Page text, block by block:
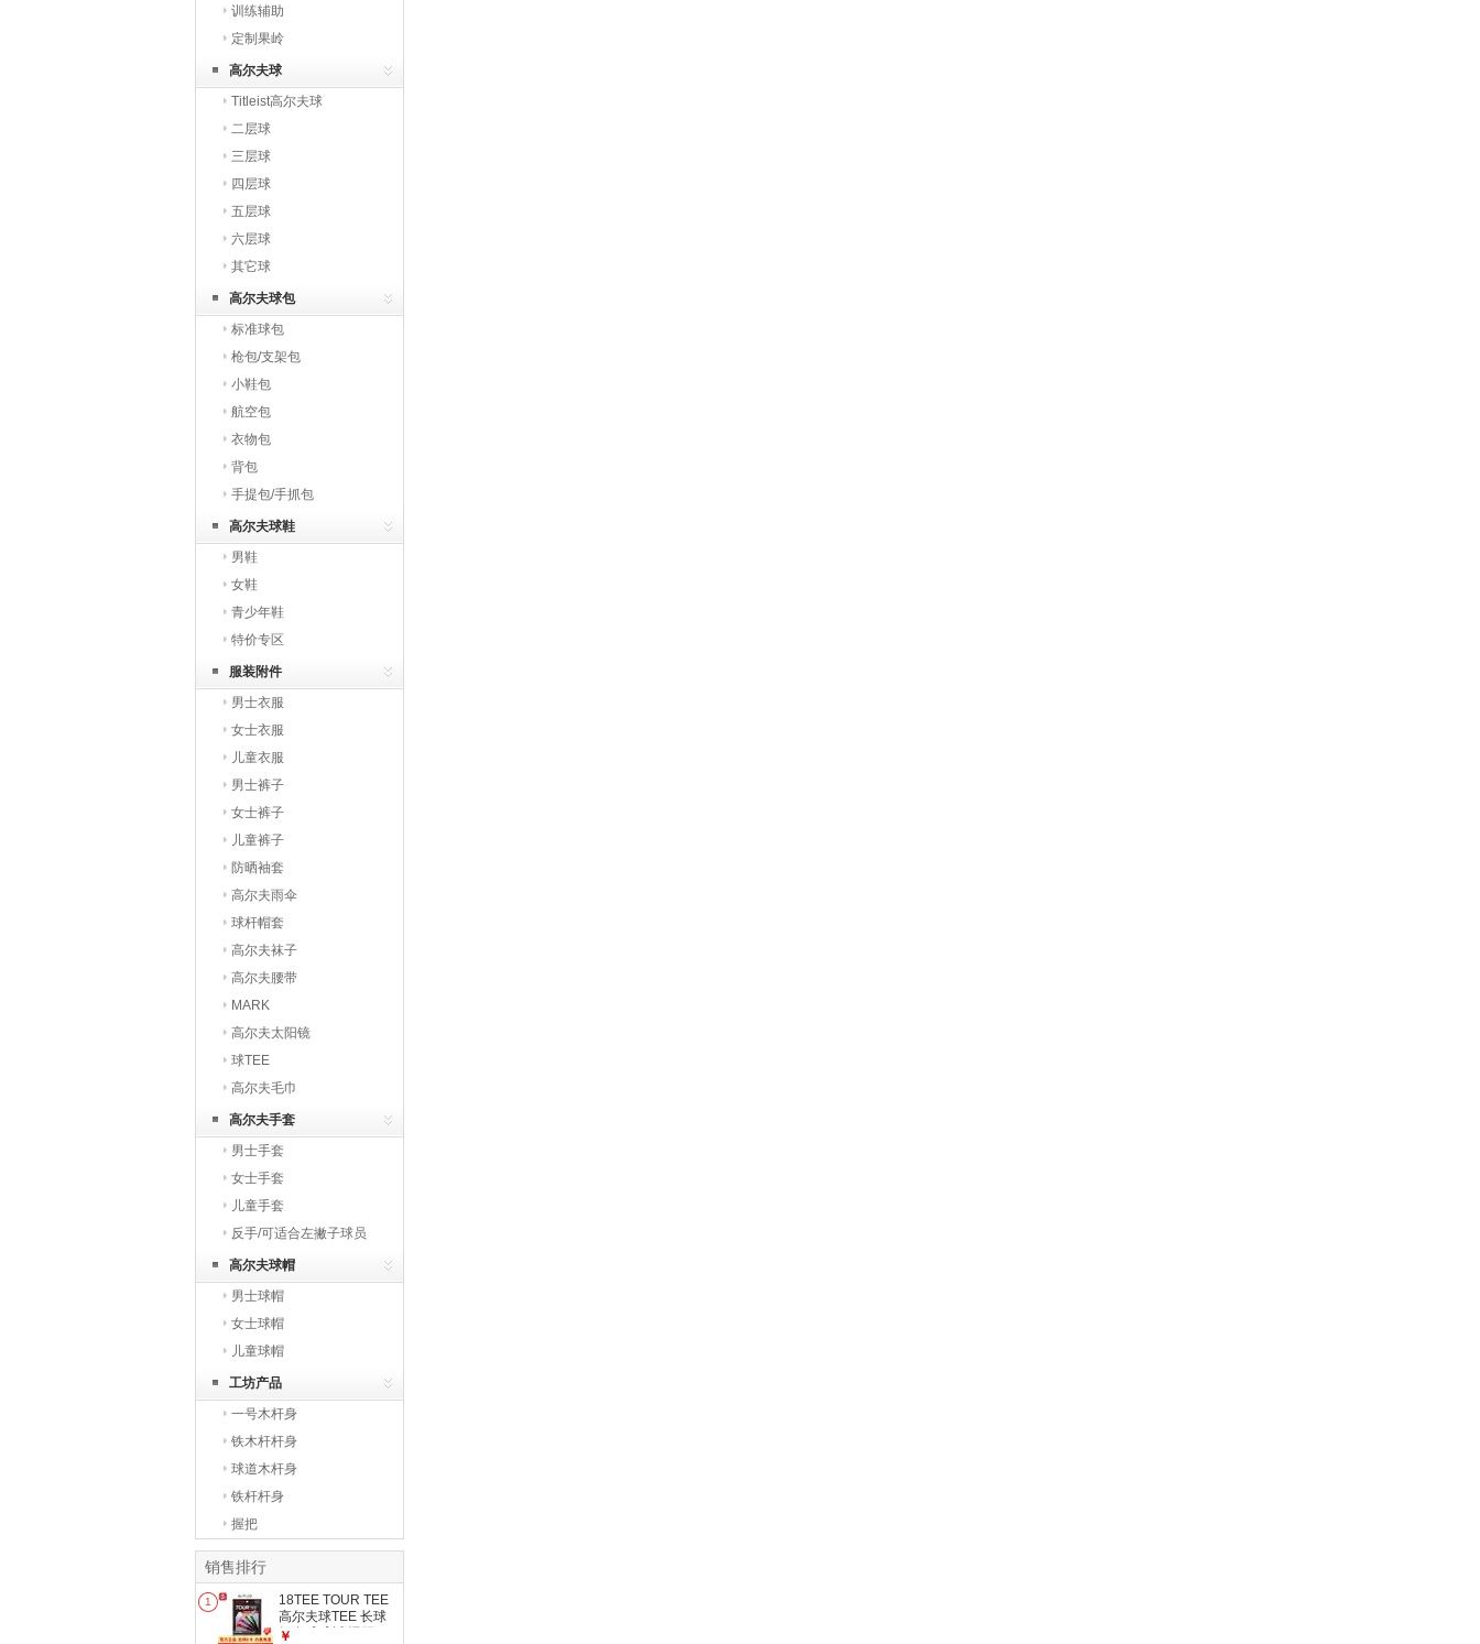
训练辅助
定制果岭
高尔夫球
Titleist高尔夫球
二层球
三层球
四层球
五层球
六层球
其它球
高尔夫球包
标准球包
枪包/支架包
小鞋包
航空包
衣物包
背包
手提包/手抓包
高尔夫球鞋
男鞋
女鞋
青少年鞋
特价专区
服装附件
男士衣服
女士衣服
儿童衣服
男士裤子
女士裤子
儿童裤子
防晒袖套
高尔夫雨伞
球杆帽套
高尔夫袜子
高尔夫腰带
MARK
高尔夫太阳镜
球TEE
高尔夫毛巾
高尔夫手套
男士手套
女士手套
儿童手套
反手/可适合左撇子球员
高尔夫球帽
男士球帽
女士球帽
儿童球帽
工坊产品
一号木杆身
铁木杆杆身
球道木杆身
铁杆杆身
握把
销售排行
1
18TEE TOUR TEE
高尔夫球TEE 长球
钉发球球托 远距下
￥